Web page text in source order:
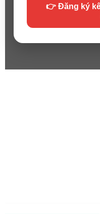
👉 Đăng ký